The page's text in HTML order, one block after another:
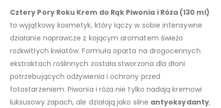
Cztery Pory Roku Krem do Rąk Piwonia i Róża (130 ml)
to wyjątkowy kosmetyk, który łączy w sobie intensywne
działanie naprawcze z kojącym aromatem świeżo
rozkwitłych kwiatów. Formuła oparta na drogocennych
ekstraktach roślinnych została stworzona dla dłoni
potrzebujących odżywienia i ochrony przed
fotostarzeniem. Piwonia i róża nie tylko nadają kremowi
luksusowy zapach, ale działają jako silne antyoksydanty,